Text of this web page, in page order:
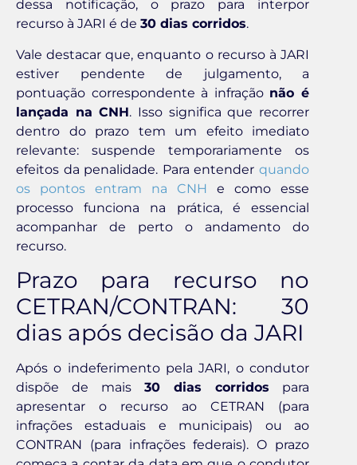
dessa notificação, o prazo para interpor
recurso à JARI é de 30 dias corridos.
Vale destacar que, enquanto o recurso à JARI
estiver pendente de julgamento, a
pontuação correspondente à infração não é
lançada na CNH. Isso significa que recorrer
dentro do prazo tem um efeito imediato
relevante: suspende temporariamente os
efeitos da penalidade. Para entender quando
os pontos entram na CNH e como esse
processo funciona na prática, é essencial
acompanhar de perto o andamento do
recurso.
Prazo para recurso no
CETRAN/CONTRAN: 30
dias após decisão da JARI
Após o indeferimento pela JARI, o condutor
dispõe de mais 30 dias corridos para
apresentar o recurso ao CETRAN (para
infrações estaduais e municipais) ou ao
CONTRAN (para infrações federais). O prazo